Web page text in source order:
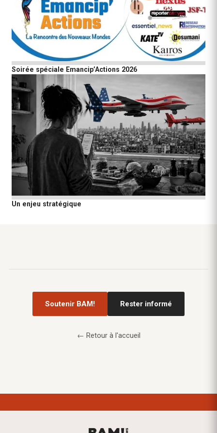
Soirée spéciale Emancip’Actions 2026
Un enjeu stratégique
Soutenir BAM! Rester informé
← Retour à l'accueil